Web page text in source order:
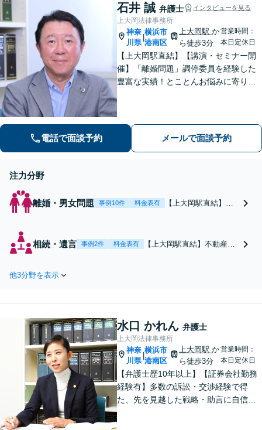
石井 誠 弁護士 インタビューを見る
上大岡法律事務所
神奈
川県
横浜市
港南区
上大岡駅か
ら徒歩3分
営業時間：
本日定休日
【上大岡駅直結】【講演・セミナー開
催】「離婚問題」調停委員を経験した
豊富な実績！とことんお悩みに寄り添
電話で面談予約 メールで面談予約
注力分野
離婚・男女問題 事例10件 料金表有
【上大岡駅直結】
富な実績！「有責配
を実現します【完全
個室対応】【子連れ
相談可】【ビデオ面
談対応】
相続・遺言 事例2件 料金表有
【上大岡駅直結】不動産業
相談可】終活・遺言／相続
調査／遺留分侵害額請求な
ど相続問題はお任せくださ
い！【完全個室対応】
他3分野を表示
水口 かれん 弁護士
上大岡法律事務所
神奈
川県
横浜市
港南区
上大岡駅か
ら徒歩3分
営業時間：
本日定休日
【弁護士歴10年以上】【証券会社勤務
経験有】多数の訴訟・交渉経験で得
た、先を見越した戦略・助言に自信が